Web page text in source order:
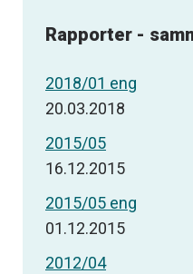
Rapporter -
2018/01 eng
20.03.2018
2015/05
16.12.2015
2015/05 eng
01.12.2015
2012/04